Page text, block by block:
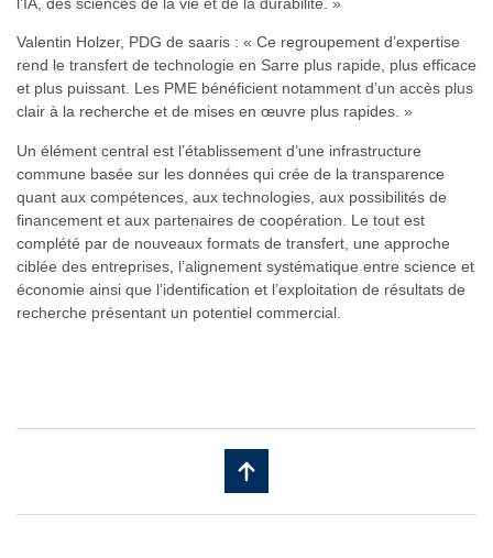
Valentin Holzer, PDG de saaris : « Ce regroupement d’expertise
rend le transfert de technologie en Sarre plus rapide, plus efficace
et plus puissant. Les PME bénéficient notamment d’un accès plus
clair à la recherche et de mises en œuvre plus rapides. »
Un élément central est l’établissement d’une infrastructure
commune basée sur les données qui crée de la transparence
quant aux compétences, aux technologies, aux possibilités de
financement et aux partenaires de coopération. Le tout est
complété par de nouveaux formats de transfert, une approche
ciblée des entreprises, l’alignement systématique entre science et
économie ainsi que l’identification et l’exploitation de résultats de
recherche présentant un potentiel commercial.